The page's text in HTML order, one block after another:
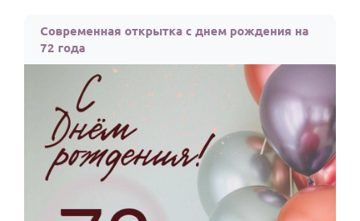
Современная открытка с днем рождения на
72 года